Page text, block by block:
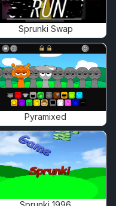
Sprunki Swap
Pyramixed